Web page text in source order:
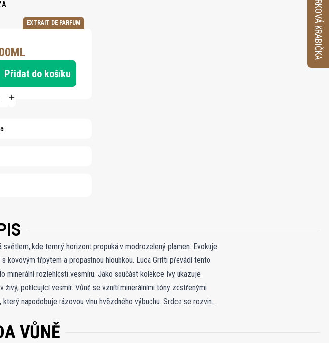
EXTRAIT DE PARFUM
Přidat do košíku
kde temný horizont propuká v modrozelený plamen. Evokuje
kovovým třpytem a propastnou hloubkou. Luca Gritti převádí tento
minerální rozlehlosti vesmíru. Jako součást kolekce Ivy ukazuje
pohlcující vesmír. Vůně se vznítí minerálními tóny zostřenými
napodobuje rázovou vlnu hvězdného výbuchu. Srdce se rozvine
akordem oudu, evokujícím kosmický prach vířící nekonečnou
a vytváří hladkou, ale záhadnou základnu, která září jako
VŮNĚ
VZORKOVÁ KRABIČKA